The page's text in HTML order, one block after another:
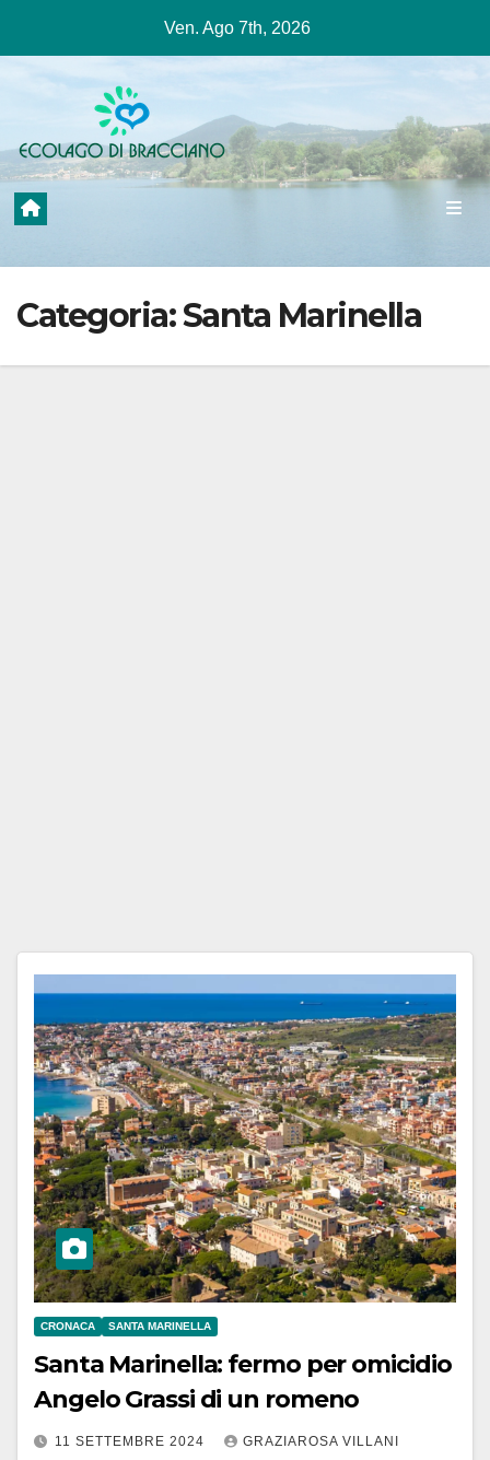
contenuto
Ven. Ago 7th, 2026
Categoria:Santa Marinella
CRONACA SANTA MARINELLA
Santa Marinella: fermo per omicidio
Angelo Grassi di un romeno
11 SETTEMBRE 2024 GRAZIAROSA VILLANI